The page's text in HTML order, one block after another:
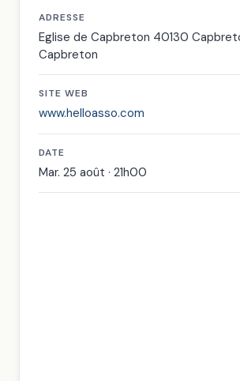
ADRESSE
Eglise de Capbreton 40130
Capbreton
SITE WEB
www.helloasso.com
DATE
Mar. 25 août · 21h00